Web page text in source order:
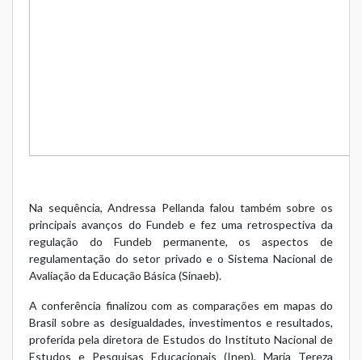
Na sequência, Andressa Pellanda falou também sobre os
principais avanços do Fundeb e fez uma retrospectiva da
regulação do Fundeb permanente, os aspectos de
regulamentação do setor privado e o Sistema Nacional de
Avaliação da Educação Básica (Sinaeb).
A conferência finalizou com as comparações em mapas do
Brasil sobre as desigualdades, investimentos e resultados,
proferida pela diretora de Estudos do Instituto Nacional de
Estudos e Pesquisas Educacionais (Inep), Maria Tereza